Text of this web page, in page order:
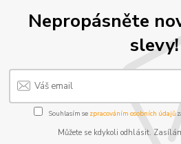
Nepropásněte
slevy!
Souhlasím se zpracováním osobních údajů
Můžete se kdykoli odhlásit.